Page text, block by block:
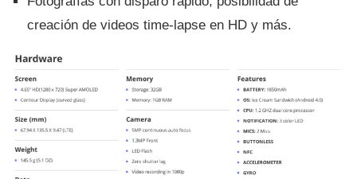
creación de videos time-lapse en HD y más.